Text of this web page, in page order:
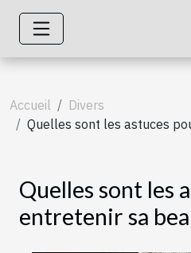
Accueil
Divers
Quelles sont les astuces
Quelles sont les
entretenir sa